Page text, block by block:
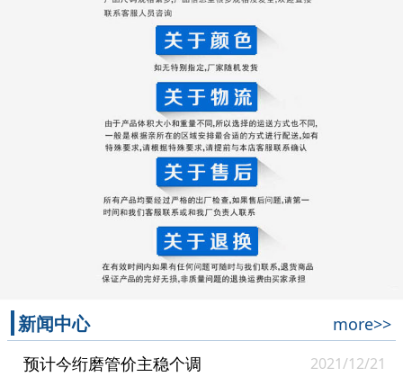
新闻中心
more>>
预计今绗磨管价主稳个调
2021/12/21